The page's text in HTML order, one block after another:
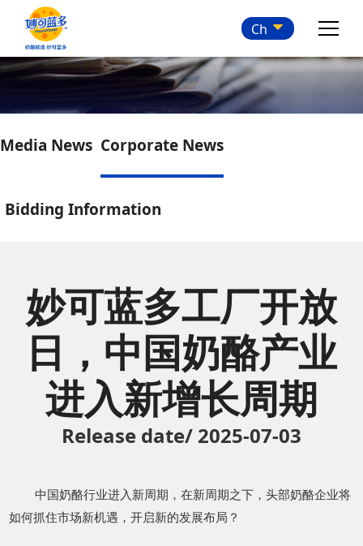
Ch
Media News Corporate News
Bidding Information
妙可蓝多工厂开放
日，中国奶酪产业
进入新增长周期
Release date/ 2025-07-03
中国奶酪行业进入新周期，在新周期之下，头部奶酪企业将
如何抓住市场新机遇，开启新的发展布局？